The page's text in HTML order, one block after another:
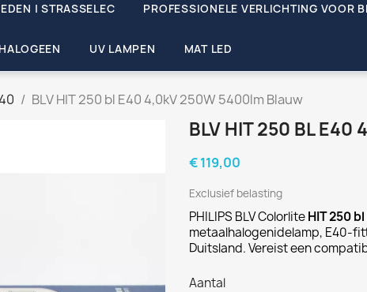
| STRASSELEC PROFESSIONELE VERLICHTING VOOR
UV LAMPEN MAT LED
BLV HIT 250 bl E40 4,0kV 250W 5400lm Blauw
BLV HIT 250 BL E40
€ 119,00
Exclusief belasting
PHILIPS BLV ColorliteHIT 250
metaalhalogenidelamp, E40-
Duitsland. Vereist een
Aantal